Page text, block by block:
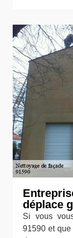
déplace
Si vous
91590 et